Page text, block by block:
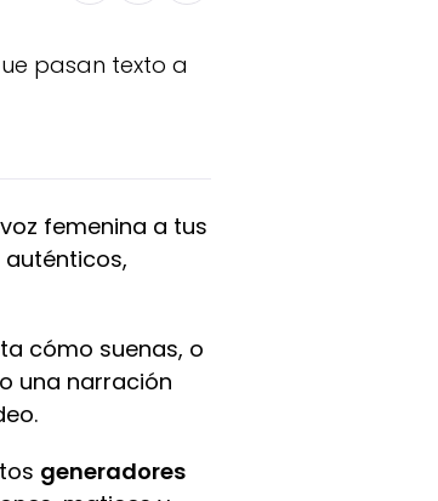
pasan texto a
femenina a tus
cómo suenas, o
una narración
generadores